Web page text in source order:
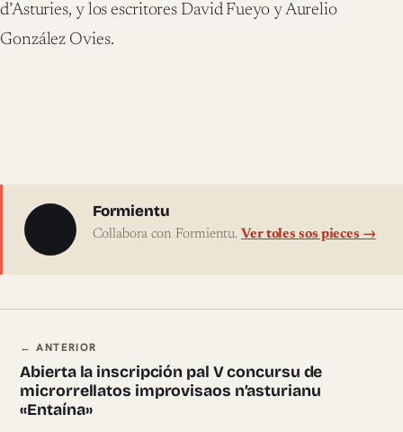
d’Asturies, y los escritores David Fueyo y Aurelio
González Ovies.
Sobre l'autor
Formientu
Collabora con Formientu.Ver toles sos pieces →
Navegación ente pieces
← ANTERIOR
Abierta la inscripción pal V concursu de
microrrellatos improvisaos n’asturianu
«Entaína»